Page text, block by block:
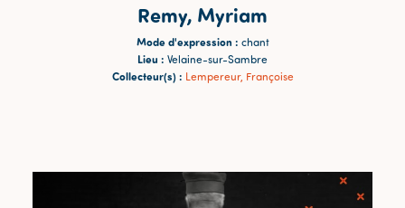
Remy, Myriam
Mode d'expression : chant
Lieu : Velaine-sur-Sambre
Collecteur(s) : Lempereur, Françoise